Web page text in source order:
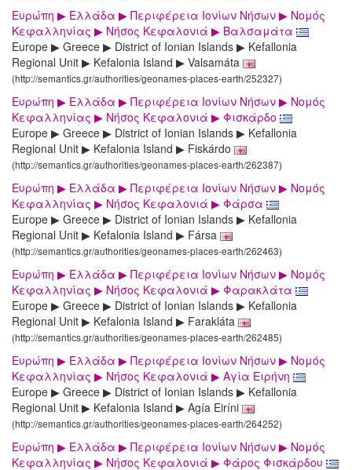
Ευρώπη ▶ Ελλάδα ▶ Περιφέρεια Ιονίων Νήσων ▶ Νομός
Κεφαλληνίας ▶ Νήσος Κεφαλονιά ▶ Βαλσαμάτα
Europe ▶ Greece ▶ District of Ionian Islands ▶ Kefallonia
Regional Unit ▶ Kefalonia Island ▶ Valsamáta
(http://semantics.gr/authorities/geonames-places-earth/252327)
Ευρώπη ▶ Ελλάδα ▶ Περιφέρεια Ιονίων Νήσων ▶ Νομός
Κεφαλληνίας ▶ Νήσος Κεφαλονιά ▶ Φισκάρδο
Europe ▶ Greece ▶ District of Ionian Islands ▶ Kefallonia
Regional Unit ▶ Kefalonia Island ▶ Fiskárdo
(http://semantics.gr/authorities/geonames-places-earth/262387)
Ευρώπη ▶ Ελλάδα ▶ Περιφέρεια Ιονίων Νήσων ▶ Νομός
Κεφαλληνίας ▶ Νήσος Κεφαλονιά ▶ Φάρσα
Europe ▶ Greece ▶ District of Ionian Islands ▶ Kefallonia
Regional Unit ▶ Kefalonia Island ▶ Fársa
(http://semantics.gr/authorities/geonames-places-earth/262463)
Ευρώπη ▶ Ελλάδα ▶ Περιφέρεια Ιονίων Νήσων ▶ Νομός
Κεφαλληνίας ▶ Νήσος Κεφαλονιά ▶ Φαρακλάτα
Europe ▶ Greece ▶ District of Ionian Islands ▶ Kefallonia
Regional Unit ▶ Kefalonia Island ▶ Farakláta
(http://semantics.gr/authorities/geonames-places-earth/262485)
Ευρώπη ▶ Ελλάδα ▶ Περιφέρεια Ιονίων Νήσων ▶ Νομός
Κεφαλληνίας ▶ Νήσος Κεφαλονιά ▶ Αγία Ειρήνη
Europe ▶ Greece ▶ District of Ionian Islands ▶ Kefallonia
Regional Unit ▶ Kefalonia Island ▶ Agía Eiríni
(http://semantics.gr/authorities/geonames-places-earth/264252)
Ευρώπη ▶ Ελλάδα ▶ Περιφέρεια Ιονίων Νήσων ▶ Νομός
Κεφαλληνίας ▶ Νήσος Κεφαλονιά ▶ Φάρος Φισκάρδου